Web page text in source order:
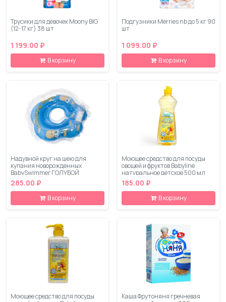
Трусики для девочек Moony BIG
(12-17 кг) 38 шт
1 199.00 ₽
В корзину
Подгузники Merries nb до 5 кг 90
шт
1 099.00 ₽
В корзину
Надувной круг на шею для
купания новорожденных
BabySwimmer ГОЛУБОЙ
285.00 ₽
В корзину
Моющее средство для посуды
овощей и фруктов Babyline
натуральное детское 500 мл
185.00 ₽
В корзину
Моющее средство для посуды
Каша Фрутоняня гречневая